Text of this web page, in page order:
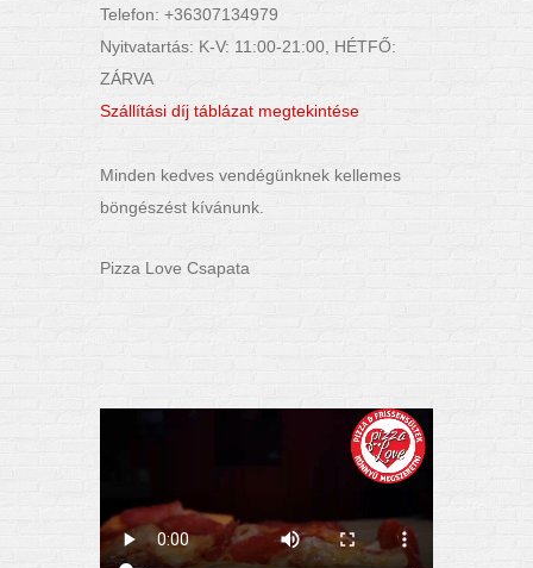
Telefon: +36307134979
Nyitvatartás: K-V: 11:00-21:00, HÉTFŐ:
ZÁRVA
Szállítási díj táblázat megtekintése
Minden kedves vendégünknek kellemes
böngészést kívánunk.
Pizza Love Csapata